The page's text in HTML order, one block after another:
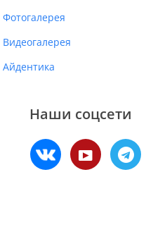
Фотогалерея
Видеогалерея
Айдентика
Наши соцсети